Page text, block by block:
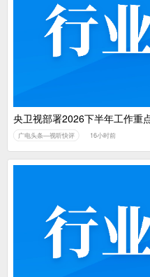
央卫视部署2026下半年工作重
广电头条—视听快评 16小时前